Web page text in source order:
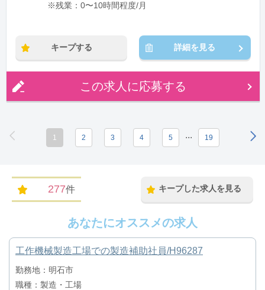
※残業：0〜10時間程度/月
キープする 詳細を見る
この求人に応募する
1 2 3 4 5 ... 19
277件 キープした求人を見る
あなたにオススメの求人
工作機械製造工場での製造補助社員/H96287
勤務地：明石市
職種：製造・工場